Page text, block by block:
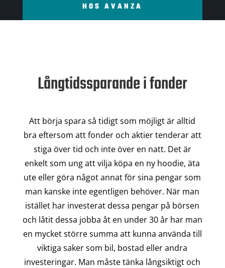
HOS AVANZA
Långtidssparande i fonder
Att börja spara så tidigt som möjligt är alltid
bra eftersom att fonder och aktier tenderar att
stiga över tid och inte över en natt. Det är
enkelt som ung att vilja köpa en ny hoodie, äta
ute eller göra något annat för sina pengar som
man kanske inte egentligen behöver. När man
istället har investerat dessa pengar på börsen
och låtit dessa jobba åt en under 30 år har man
en mycket större summa att kunna använda till
viktiga saker som bil, bostad eller andra
investeringar. Man måste tänka långsiktigt och